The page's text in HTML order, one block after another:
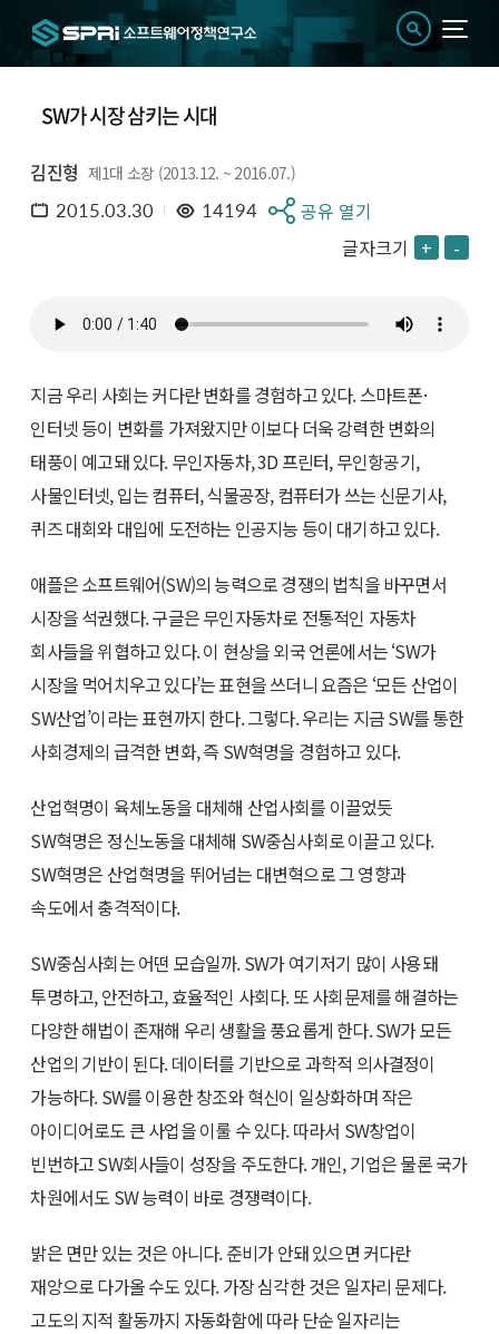
SW가 시장 삼키는 시대
김진형 제1대 소장 (2013.12. ~ 2016.07.)
2015.03.30 14194
공유 열기
글자크기 + -
지금 우리 사회는 커다란 변화를 경험하고 있다. 스마트폰·
인터넷 등이 변화를 가져왔지만 이보다 더욱 강력한 변화의
태풍이 예고돼 있다. 무인자동차, 3D 프린터, 무인항공기,
사물인터넷, 입는 컴퓨터, 식물공장, 컴퓨터가 쓰는 신문기사,
퀴즈 대회와 대입에 도전하는 인공지능 등이 대기하고 있다.
애플은 소프트웨어(SW)의 능력으로 경쟁의 법칙을 바꾸면서
시장을 석권했다. 구글은 무인자동차로 전통적인 자동차
회사들을 위협하고 있다. 이 현상을 외국 언론에서는 ‘SW가
시장을 먹어치우고 있다’는 표현을 쓰더니 요즘은 ‘모든 산업이
SW산업’이라는 표현까지 한다. 그렇다. 우리는 지금 SW를 통한
사회경제의 급격한 변화, 즉 SW혁명을 경험하고 있다.
산업혁명이 육체노동을 대체해 산업사회를 이끌었듯
SW혁명은 정신노동을 대체해 SW중심사회로 이끌고 있다.
SW혁명은 산업혁명을 뛰어넘는 대변혁으로 그 영향과
속도에서 충격적이다.
SW중심사회는 어떤 모습일까. SW가 여기저기 많이 사용돼
투명하고, 안전하고, 효율적인 사회다. 또 사회문제를 해결하는
다양한 해법이 존재해 우리 생활을 풍요롭게 한다. SW가 모든
산업의 기반이 된다. 데이터를 기반으로 과학적 의사결정이
가능하다. SW를 이용한 창조와 혁신이 일상화하며 작은
아이디어로도 큰 사업을 이룰 수 있다. 따라서 SW창업이
빈번하고 SW회사들이 성장을 주도한다. 개인, 기업은 물론 국가
차원에서도 SW 능력이 바로 경쟁력이다.
밝은 면만 있는 것은 아니다. 준비가 안돼 있으면 커다란
재앙으로 다가올 수도 있다. 가장 심각한 것은 일자리 문제다.
고도의 지적 활동까지 자동화함에 따라 단순 일자리는